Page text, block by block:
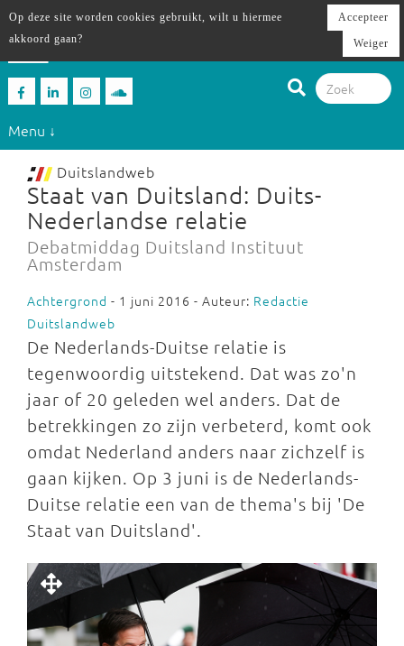
Menu ↓
Duitslandweb
Staat van Duitsland: Duits-
Nederlandse relatie
Debatmiddag Duitsland Instituut
Amsterdam
Achtergrond - 1 juni 2016 - Auteur: Redactie
Duitslandweb
De Nederlands-Duitse relatie is
tegenwoordig uitstekend. Dat was zo'n
jaar of 20 geleden wel anders. Dat de
betrekkingen zo zijn verbeterd, komt ook
omdat Nederland anders naar zichzelf is
gaan kijken. Op 3 juni is de Nederlands-
Duitse relatie een van de thema's bij 'De
Staat van Duitsland'.
Op deze site worden cookies gebruikt, wilt u hiermee
akkoord gaan?
Accepteer
Weiger